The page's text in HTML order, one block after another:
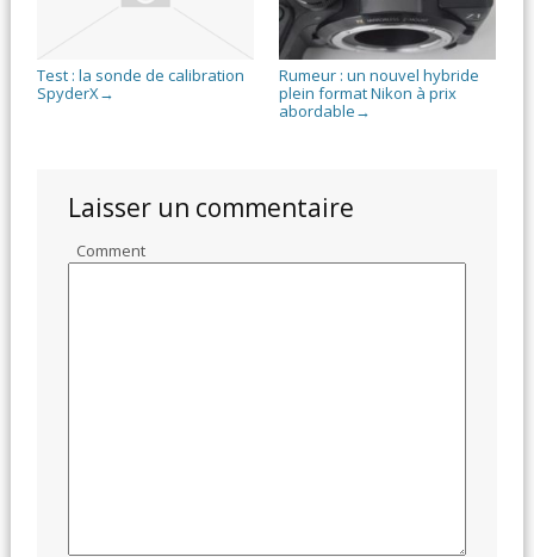
Test : la sonde de calibration
SpyderX→
Rumeur : un nouvel hybride
plein format Nikon à prix
abordable →
Laisser un commentaire
Comment